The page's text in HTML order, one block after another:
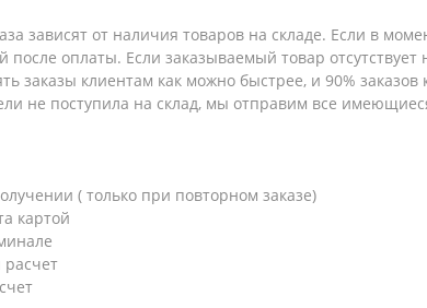
зависят от наличия товаров на складе. Если в
после оплаты. Если заказываемый товар
заказы клиентам как можно быстрее, и 90%
не поступила на склад, мы отправим все
( только при повторном заказе)
картой